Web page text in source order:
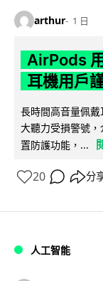
arthur 1 日
AirPods
耳機用戶
長時間高音量佩
大聽力受損警號
置防護功能，...
20 分
人工智能